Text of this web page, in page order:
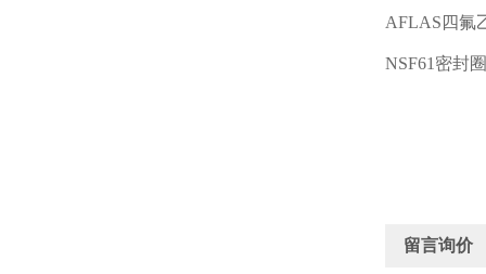
AFLAS 四氟
NSF61 密封
留言询价